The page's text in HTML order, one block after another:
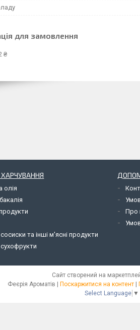
для замовлення
₴
олія
та інші м'ясні продукти
сухофрукти
Про
Сайт створений на
Феєрія Ароматів | Поскаржитися на контент |
Select Language ▼